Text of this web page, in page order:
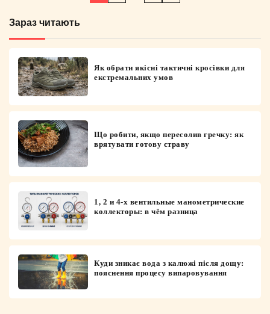
записів
Зараз читають
Як обрати якісні тактичні кросівки для
екстремальних умов
Що робити, якщо пересолив гречку: як
врятувати готову страву
1, 2 и 4-х вентильные манометрические
коллекторы: в чём разница
Куди зникає вода з калюжі після дощу:
пояснення процесу випаровування